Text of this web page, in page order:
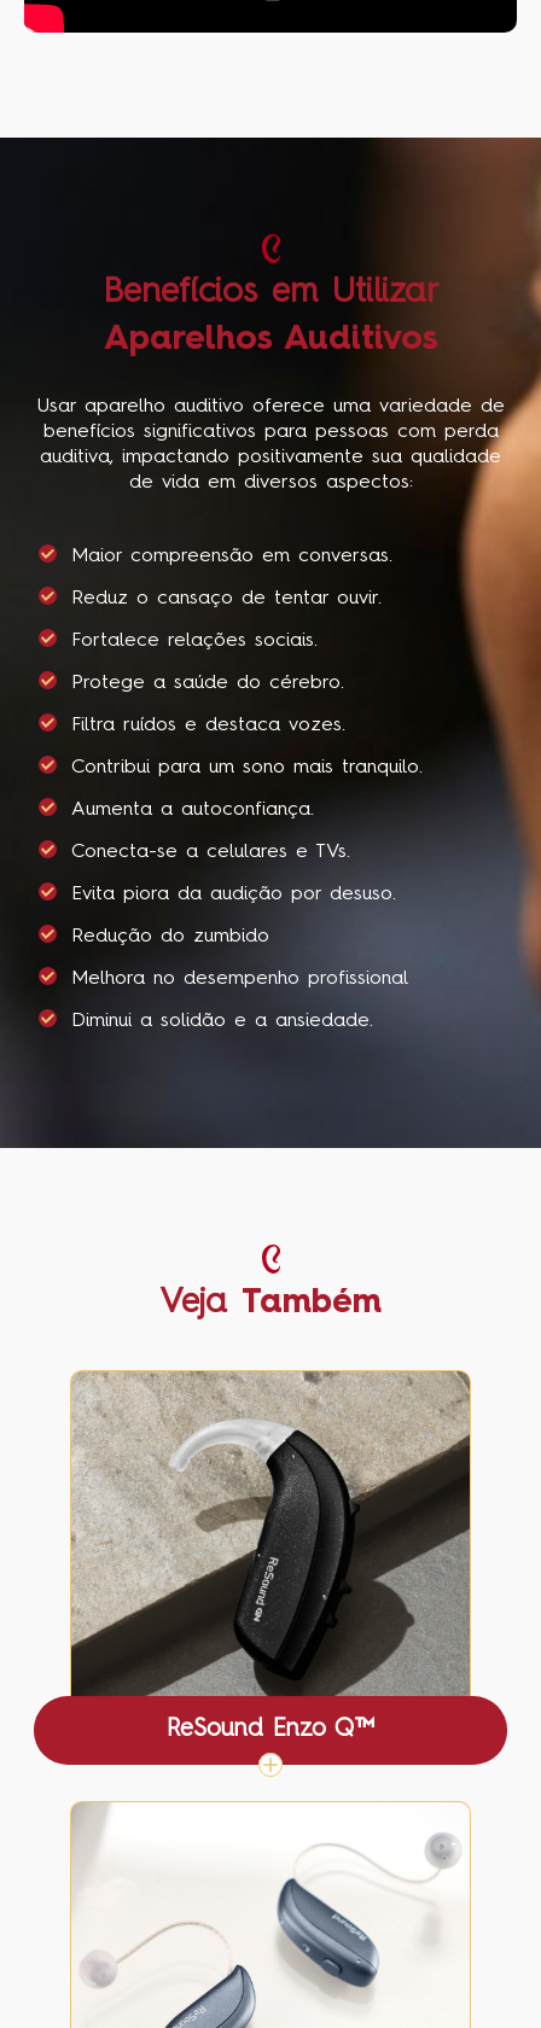
Benefícios em Utilizar
Aparelhos Auditivos
Usar aparelho auditivo oferece uma variedade de
benefícios significativos para pessoas com perda
auditiva, impactando positivamente sua qualidade
de vida em diversos aspectos:
Maior compreensão em conversas.
Reduz o cansaço de tentar ouvir.
Fortalece relações sociais.
Protege a saúde do cérebro.
Filtra ruídos e destaca vozes.
Contribui para um sono mais tranquilo.
Aumenta a autoconfiança.
Conecta-se a celulares e TVs.
Evita piora da audição por desuso.
Redução do zumbido
Melhora no desempenho profissional
Diminui a solidão e a ansiedade.
Veja Também
ReSound Enzo Q™